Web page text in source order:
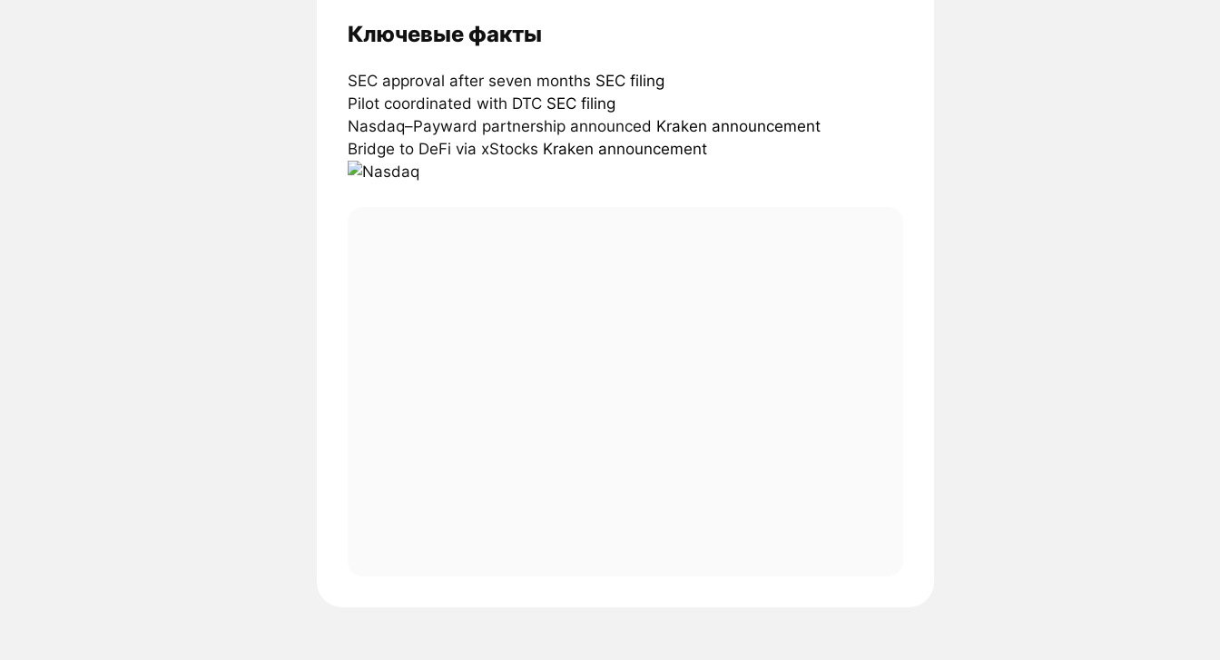
Ключевые факты
SEC approval after seven months SEC filing
Pilot coordinated with DTC SEC filing
Nasdaq–Payward partnership announced Kraken announcement
Bridge to DeFi via xStocks Kraken announcement